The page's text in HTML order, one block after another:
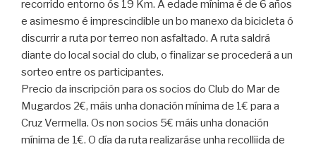
recorrido entorno ós 19 Km. A edade mínima é de 6 años
e asimesmo é imprescindible un bo manexo da bicicleta ó
discurrir a ruta por terreo non asfaltado. A ruta saldrá
diante do local social do club, o finalizar se procederá a un
sorteo entre os participantes.
Precio da inscripción para os socios do Club do Mar de
Mugardos 2€, máis unha donación mínima de 1€ para a
Cruz Vermella. Os non socios 5€ máis unha donación
mínima de 1€. O día da ruta realizaráse unha recolliida de